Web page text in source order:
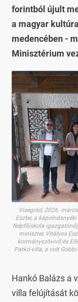
forintból újult
a magyar
medencében -
Minisztérium
Visegrád, 2026.
Eszter, a
Népfőiskola
miniszter, Vitályos
kormányszóvivő és
Patkó-villa, a volt
Hankó Balázs a
villa felújítását